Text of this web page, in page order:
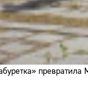
превратила